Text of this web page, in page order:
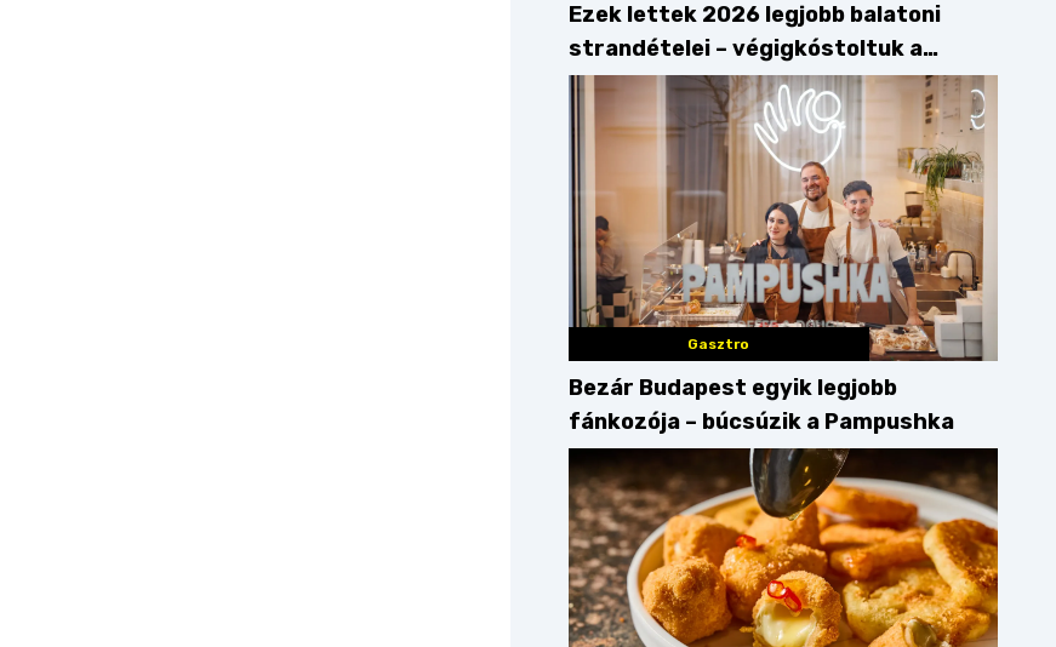
Ezek lettek 2026 legjobb balatoni
strandételei – végigkóstoltuk a
győzteseket
Gasztro
Bezár Budapest egyik legjobb
fánkozója – búcsúzik a Pampushka